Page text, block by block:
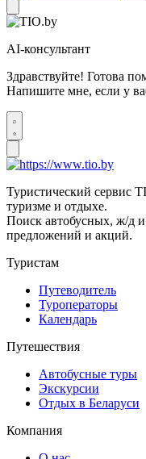
AI-консультант
Здравствуйте! Готова
Напишите мне, если у
Туристический сервис
туризме и отдыхе.
Поиск автобусных, ж/д
предложений и акций.
Туристам
Путеводитель
Туроператоры
Календарь
Путешествия
Автобусные туры
Экскурсии
Отдых в Беларуси
Компания